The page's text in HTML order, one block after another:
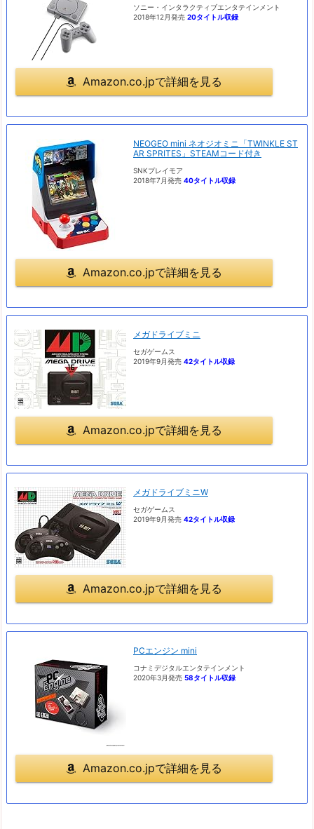
ソニー・インタラクティブエンタテインメント
2018年12月発売 20タイトル収録
Amazon.co.jpで詳細を見る
NEOGEO mini ネオジオミニ「TWINKLE ST
AR SPRITES」STEAMコード付き
SNKプレイモア
2018年7月発売 40タイトル収録
Amazon.co.jpで詳細を見る
メガドライブミニ
セガゲームス
2019年9月発売 42タイトル収録
Amazon.co.jpで詳細を見る
メガドライブミニW
セガゲームス
2019年9月発売 42タイトル収録
Amazon.co.jpで詳細を見る
PCエンジン mini
コナミデジタルエンタテインメント
2020年3月発売 58タイトル収録
Amazon.co.jpで詳細を見る